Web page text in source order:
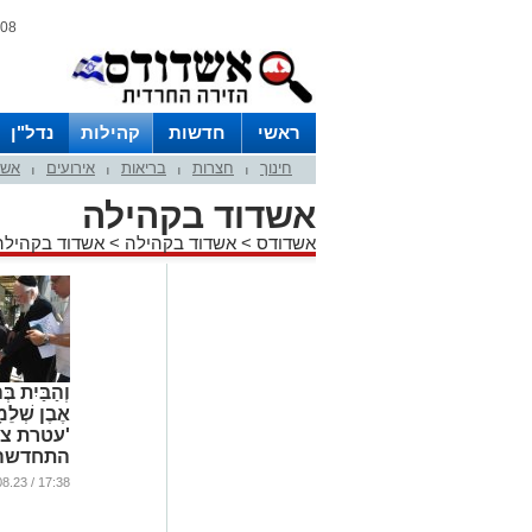
08 אוגוסט 2026 / 22:44
ראשי חדשות קהילות נדל"ן
חינוך חצרות בריאות אירועים
אשדוד בקהילה
אשדודס > אשדוד בקהילה > אשדוד
וְהַבַּיִת
אֶבֶן
'עטרת
בחיפוי
17:38 / 31.08.23